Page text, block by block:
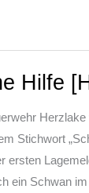
Hilfe
Stichwort
ersten
ein Schwan